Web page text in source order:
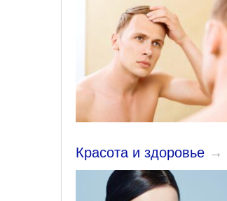
Красота и здоровье →